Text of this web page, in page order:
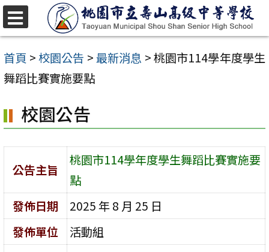
跳
至
主
要
容
區
首頁 >校園公告 >最新消息 >桃園市114學年度學生
舞蹈比賽實施要點
校園公告
公告主旨
桃園市114學年度學生舞蹈比賽實施要
點
發佈日期
2025 年 8 月 25 日
發佈單位
活動組
選
單